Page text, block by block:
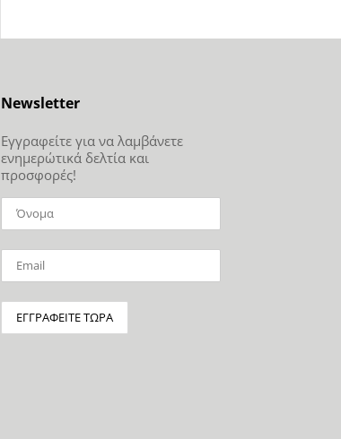
Newsletter
Εγγραφείτε για να λαμβάνετε
ενημερώτικά δελτία και
προσφορές!